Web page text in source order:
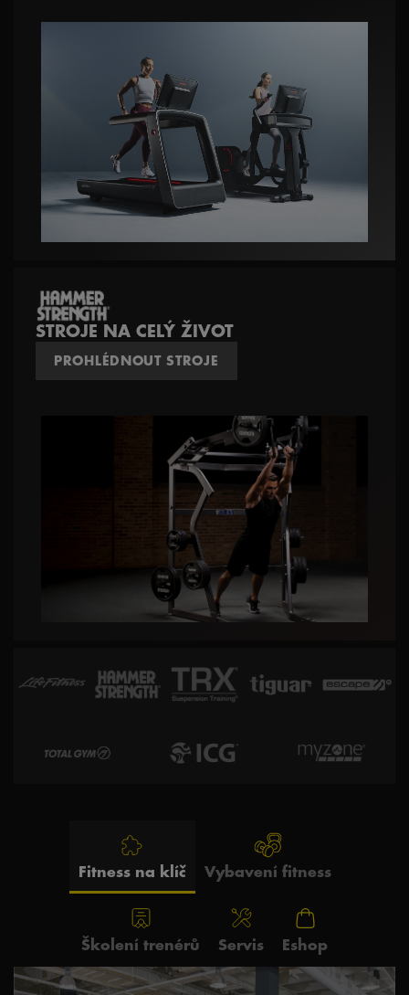
STROJE NA CELÝ ŽIVOT
PROHLÉDNOUT STROJE
Fitness na klíč Vybavení fitness
Školení trenérů Servis Eshop